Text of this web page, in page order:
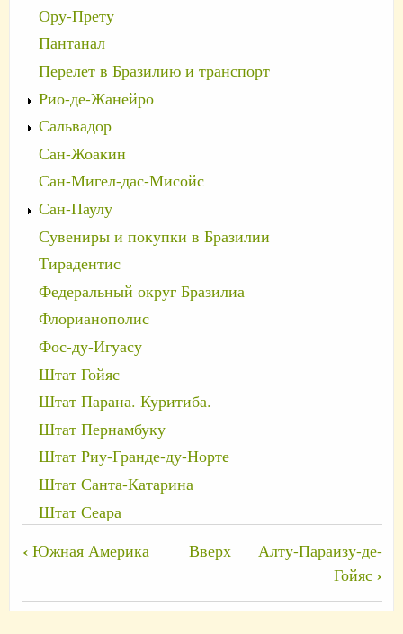
Ору-Прету
Пантанал
Перелет в Бразилию и транспорт
Рио-де-Жанейро
Сальвадор
Сан-Жоакин
Сан-Мигел-дас-Мисойс
Сан-Паулу
Сувениры и покупки в Бразилии
Тирадентис
Федеральный округ Бразилиа
Флорианополис
Фос-ду-Игуасу
Штат Гойяс
Штат Парана. Куритиба.
Штат Пернамбуку
Штат Риу-Гранде-ду-Норте
Штат Санта-Катарина
Штат Сеара
Перекрёстные
книги
‹ Южная Америка Вверх
Алту-Параизу-де-
Гойяс ›